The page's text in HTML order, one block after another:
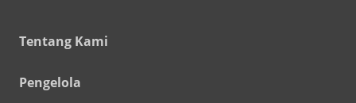
Tentang Kami
Pengelola